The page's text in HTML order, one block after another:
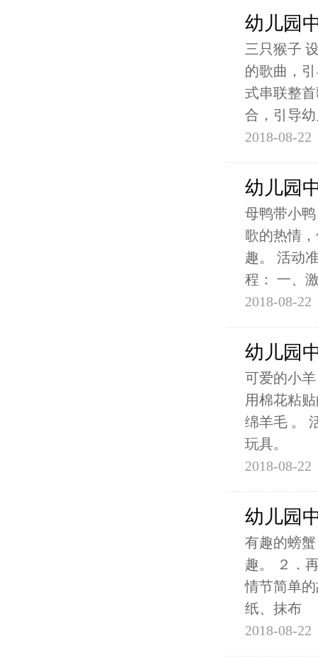
幼儿园
三只猴子
的歌曲，
式串联整
合，引导
2018-08-22
幼儿园
母鸭带小
歌的热情
趣。 活动
程： 一、
2018-08-22
幼儿园
可爱的小
用棉花粘
绵羊毛 。
玩具。
2018-08-22
幼儿园
有趣的螃
趣。 ２．
情节简单
纸、抹布
2018-08-22